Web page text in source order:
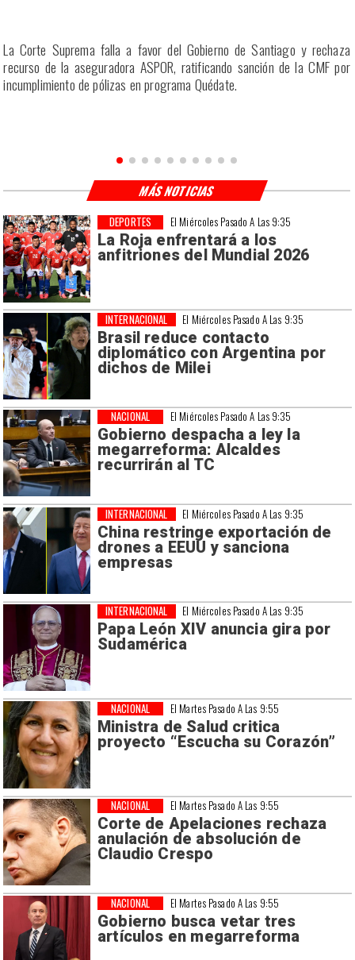
La Corte Suprema falla a favor del Gobierno de Santiago y rechaza
recurso de la aseguradora ASPOR, ratificando sanción de la CMF por
incumplimiento de pólizas en programa Quédate.
El Miércoles Pasado A Las 9:35
La Roja enfrentará a los
anfitriones del Mundial 2026
DEPORTES
El Miércoles Pasado A Las 9:35
Brasil reduce contacto
diplomático con Argentina por
dichos de Milei
INTERNACIONAL
El Miércoles Pasado A Las 9:35
Gobierno despacha a ley la
megarreforma: Alcaldes
recurrirán al TC
NACIONAL
El Miércoles Pasado A Las 9:35
China restringe exportación de
drones a EEUU y sanciona
empresas
INTERNACIONAL
El Miércoles Pasado A Las 9:35
Papa León XIV anuncia gira por
Sudamérica
INTERNACIONAL
El Martes Pasado A Las 9:55
Ministra de Salud critica
proyecto “Escucha su Corazón”
NACIONAL
El Martes Pasado A Las 9:55
Corte de Apelaciones rechaza
anulación de absolución de
Claudio Crespo
NACIONAL
El Martes Pasado A Las 9:55
Gobierno busca vetar tres
artículos en megarreforma
NACIONAL
MÁS NOTICIAS